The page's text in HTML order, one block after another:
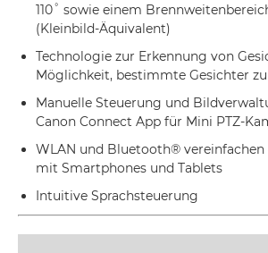
110˚ sowie einem
(Kleinbild-Äquivalent)
Technologie zur Erkennung von
Möglichkeit, bestimmte Gesichter
Manuelle Steuerung und
Canon Connect App für Mini PTZ-
WLAN und Bluetooth® vereinfachen
mit Smartphones und Tablets
Intuitive Sprachsteuerung